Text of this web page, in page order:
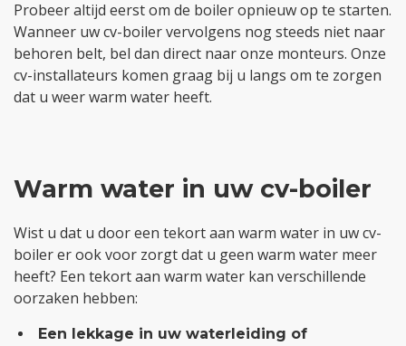
Probeer altijd eerst om de boiler opnieuw op te starten.
Wanneer uw cv-boiler vervolgens nog steeds niet naar
behoren belt, bel dan direct naar onze monteurs. Onze
cv-installateurs komen graag bij u langs om te zorgen
dat u weer warm water heeft.
Warm water in uw cv-boiler
Wist u dat u door een tekort aan warm water in uw cv-
boiler er ook voor zorgt dat u geen warm water meer
heeft? Een tekort aan warm water kan verschillende
oorzaken hebben:
Een lekkage in uw waterleiding of